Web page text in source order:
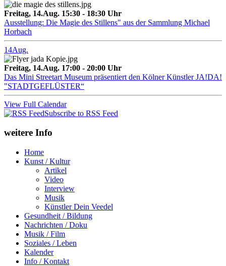
Freitag, 14.Aug. 15:30 - 18:30 Uhr
Ausstellung: Die Magie des Stillens" aus der Sammlung Michael
Horbach
14Aug.
Freitag, 14.Aug. 17:00 - 20:00 Uhr
Das Mini Streetart Museum präsentiert den Kölner Künstler JA!DA!
"STADTGEFLÜSTER“
View Full Calendar
Subscribe to RSS Feed
weitere Info
Home
Kunst / Kultur
Artikel
Video
Interview
Musik
Künstler Dein Veedel
Gesundheit / Bildung
Nachrichten / Doku
Musik / Film
Soziales / Leben
Kalender
Info / Kontakt